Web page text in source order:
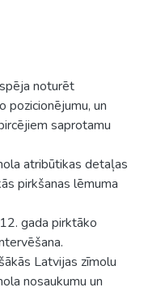
noturēt
pozicionējumu, un
saprotamu
atribūtikas detaļas
pirkšanas lēmuma
gada pirktāko
Latvijas zīmolu
nosaukumu un